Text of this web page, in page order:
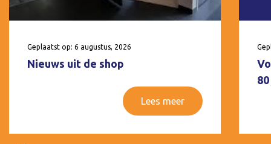
Geplaatst op: 6 augustus, 2026
Nieuws uit de shop
Lees meer